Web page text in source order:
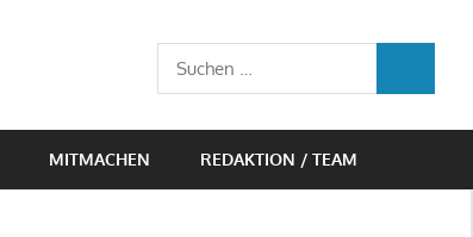
Suchen
nach:
MITMACHEN REDAKTION / TEAM